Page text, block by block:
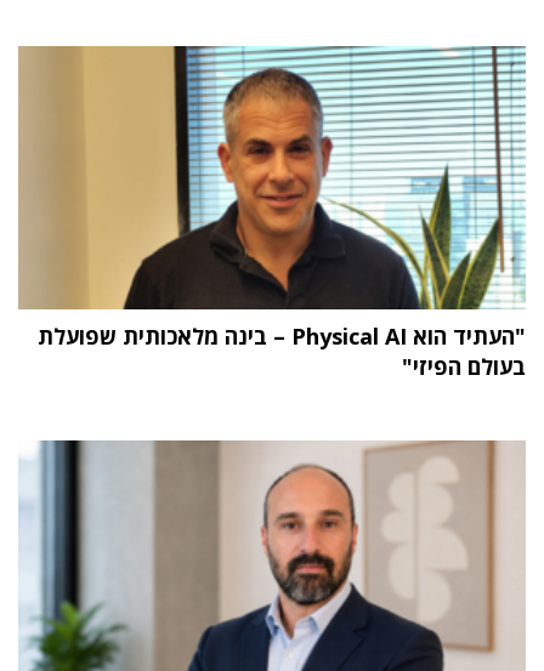
"העתיד הוא Physical AI – בינה מלאכותית שפועלת
בעולם הפיזי"